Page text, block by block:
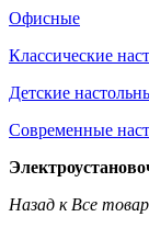
Офисные
Классические
Детские
Современные
Назад к Все